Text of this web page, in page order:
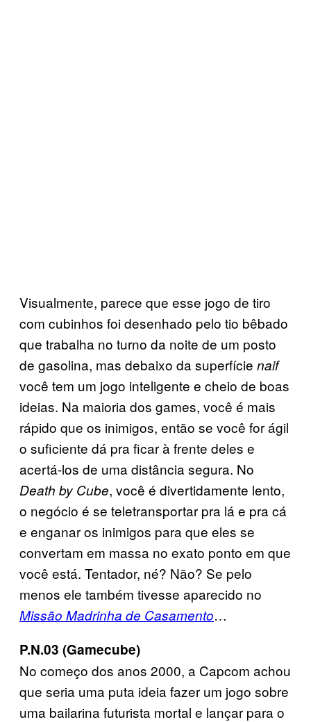
Visualmente, parece que esse jogo de tiro
com cubinhos foi desenhado pelo tio bêbado
que trabalha no turno da noite de um posto
de gasolina, mas debaixo da superfície naif
você tem um jogo inteligente e cheio de boas
ideias. Na maioria dos games, você é mais
rápido que os inimigos, então se você for ágil
o suficiente dá pra ficar à frente deles e
acertá-los de uma distância segura. No
Death by Cube, você é divertidamente lento,
o negócio é se teletransportar pra lá e pra cá
e enganar os inimigos para que eles se
convertam em massa no exato ponto em que
você está. Tentador, né? Não? Se pelo
menos ele também tivesse aparecido no
Missão Madrinha de Casamento…
P.N.03 (Gamecube)
No começo dos anos 2000, a Capcom achou
que seria uma puta ideia fazer um jogo sobre
uma bailarina futurista mortal e lançar para o